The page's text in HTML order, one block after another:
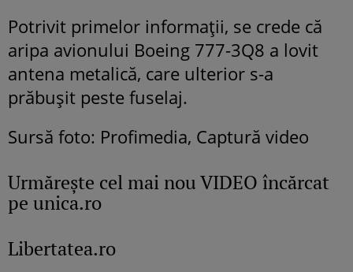
Potrivit primelor informații, se crede că
aripa avionului Boeing 777-3Q8 a lovit
antena metalică, care ulterior s-a
prăbușit peste fuselaj.
Sursă foto: Profimedia, Captură video
Urmăreşte cel mai nou VIDEO încărcat
pe unica.ro
Libertatea.ro